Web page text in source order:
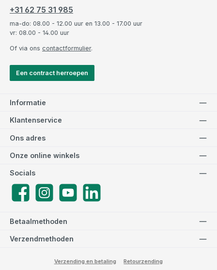
+31 62 75 31 985
ma-do: 08.00 - 12.00 uur en 13.00 - 17.00 uur
vr: 08.00 - 14.00 uur
Of via ons contactformulier.
Een contract herroepen
Informatie
Klantenservice
Betaalmethoden
Verzendmethoden
Ons adres
Socials
FacebookInstagramYouTube LinkedIn
Onze online winkels
Verzending en betaling Retourzending